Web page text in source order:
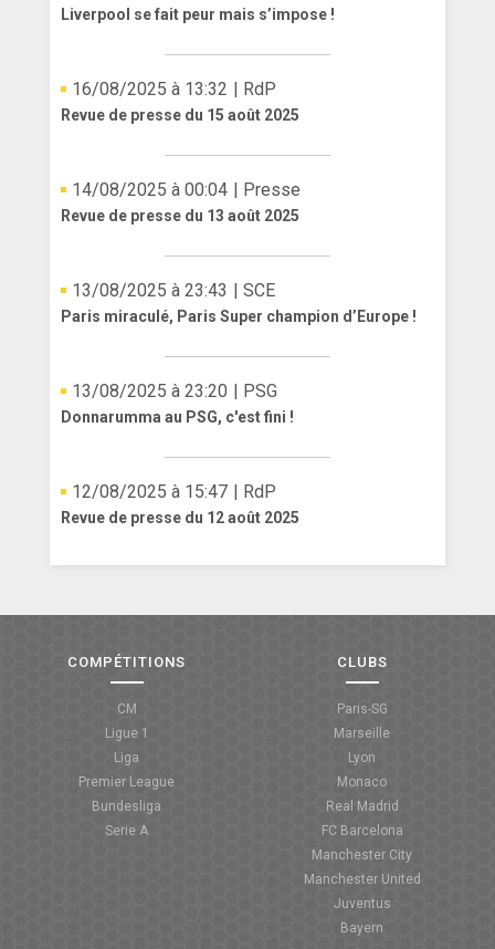
Liverpool se fait peur mais s’impose !
16/08/2025 à 13:32 | RdP
Revue de presse du 15 août 2025
14/08/2025 à 00:04 | Presse
Revue de presse du 13 août 2025
13/08/2025 à 23:43 | SCE
Paris miraculé, Paris Super champion d’Europe !
13/08/2025 à 23:20 | PSG
Donnarumma au PSG, c'est fini !
12/08/2025 à 15:47 | RdP
Revue de presse du 12 août 2025
COMPÉTITIONS
CM
Ligue 1
Liga
Premier League
Bundesliga
Serie A
CLUBS
Paris-SG
Marseille
Lyon
Monaco
Real Madrid
FC Barcelona
Manchester City
Manchester United
Juventus
Bayern